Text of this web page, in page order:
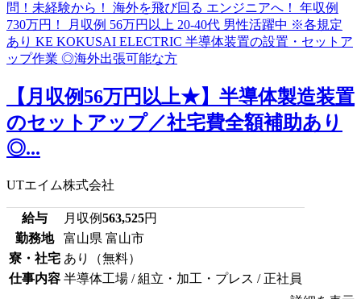
【月収例56万円以上★】半導体製造装置
のセットアップ／社宅費全額補助あり
◎...
UTエイム株式会社
給与 月収例563,525円
勤務地
富山県 富山市
寮・社宅 あり（無料）
仕事内容 半導体工場 / 組立・加工・プレス / 正社員